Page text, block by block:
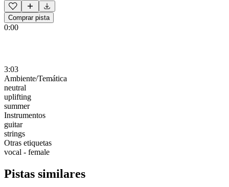
Comprar pista
0:00
3:03
Ambiente/Temática
neutral
uplifting
summer
Instrumentos
guitar
strings
Otras etiquetas
vocal - female
Pistas similares